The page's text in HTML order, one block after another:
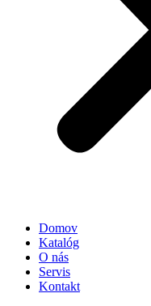
Domov
Katalóg
O nás
Servis
Kontakt